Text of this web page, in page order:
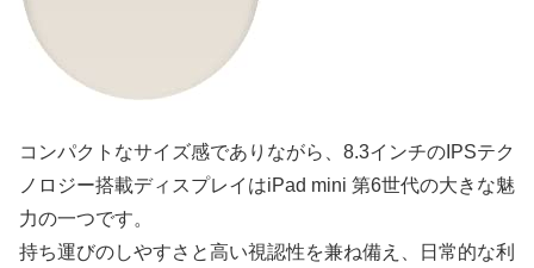
コンパクトなサイズ感でありながら、8.3インチのIPSテク
ノロジー搭載ディスプレイはiPad mini 第6世代の大きな魅
力の一つです。
持ち運びのしやすさと高い視認性を兼ね備え、日常的な利